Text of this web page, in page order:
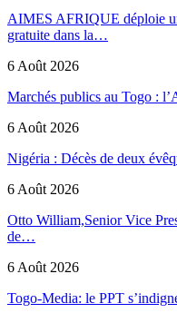
AIMES AFRIQUE déploie
gratuite dans la…
6 Août 2026
Marchés publics au Togo :
6 Août 2026
Nigéria : Décès de deux
6 Août 2026
Otto William,Senior Vice
de…
6 Août 2026
Togo-Media: le PPT